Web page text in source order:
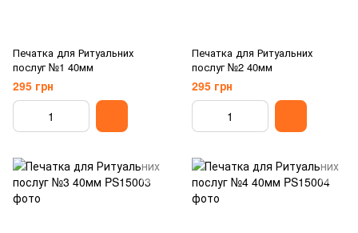
Печатка для Ритуальних
послуг №1 40мм
295 грн
Печатка для Ритуальних
послуг №2 40мм
295 грн